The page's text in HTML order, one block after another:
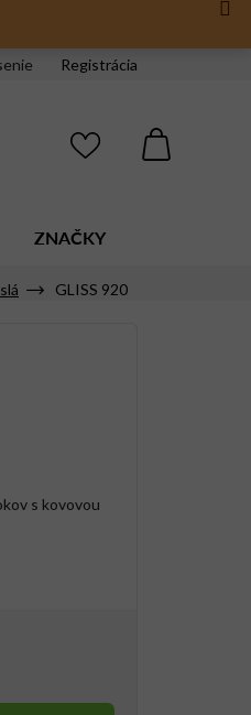
Registrácia
ZNAČKY
GLISS 920
s kovovou